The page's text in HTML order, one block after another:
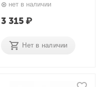
нет в наличии
3 315₽
Нет в наличии